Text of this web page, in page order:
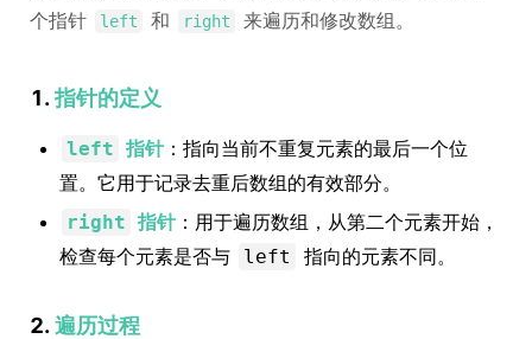
个指针
left 和 right 来遍历和修改数组。
1.指针的定义
left 指针：指向当前不重复元素的最后一个位
置。它用于记录去重后数组的有效部分。
right 指针：用于遍历数组，从第二个元素开始，
检查每个元素是否与
left 指向的元素不同。
2.遍历过程